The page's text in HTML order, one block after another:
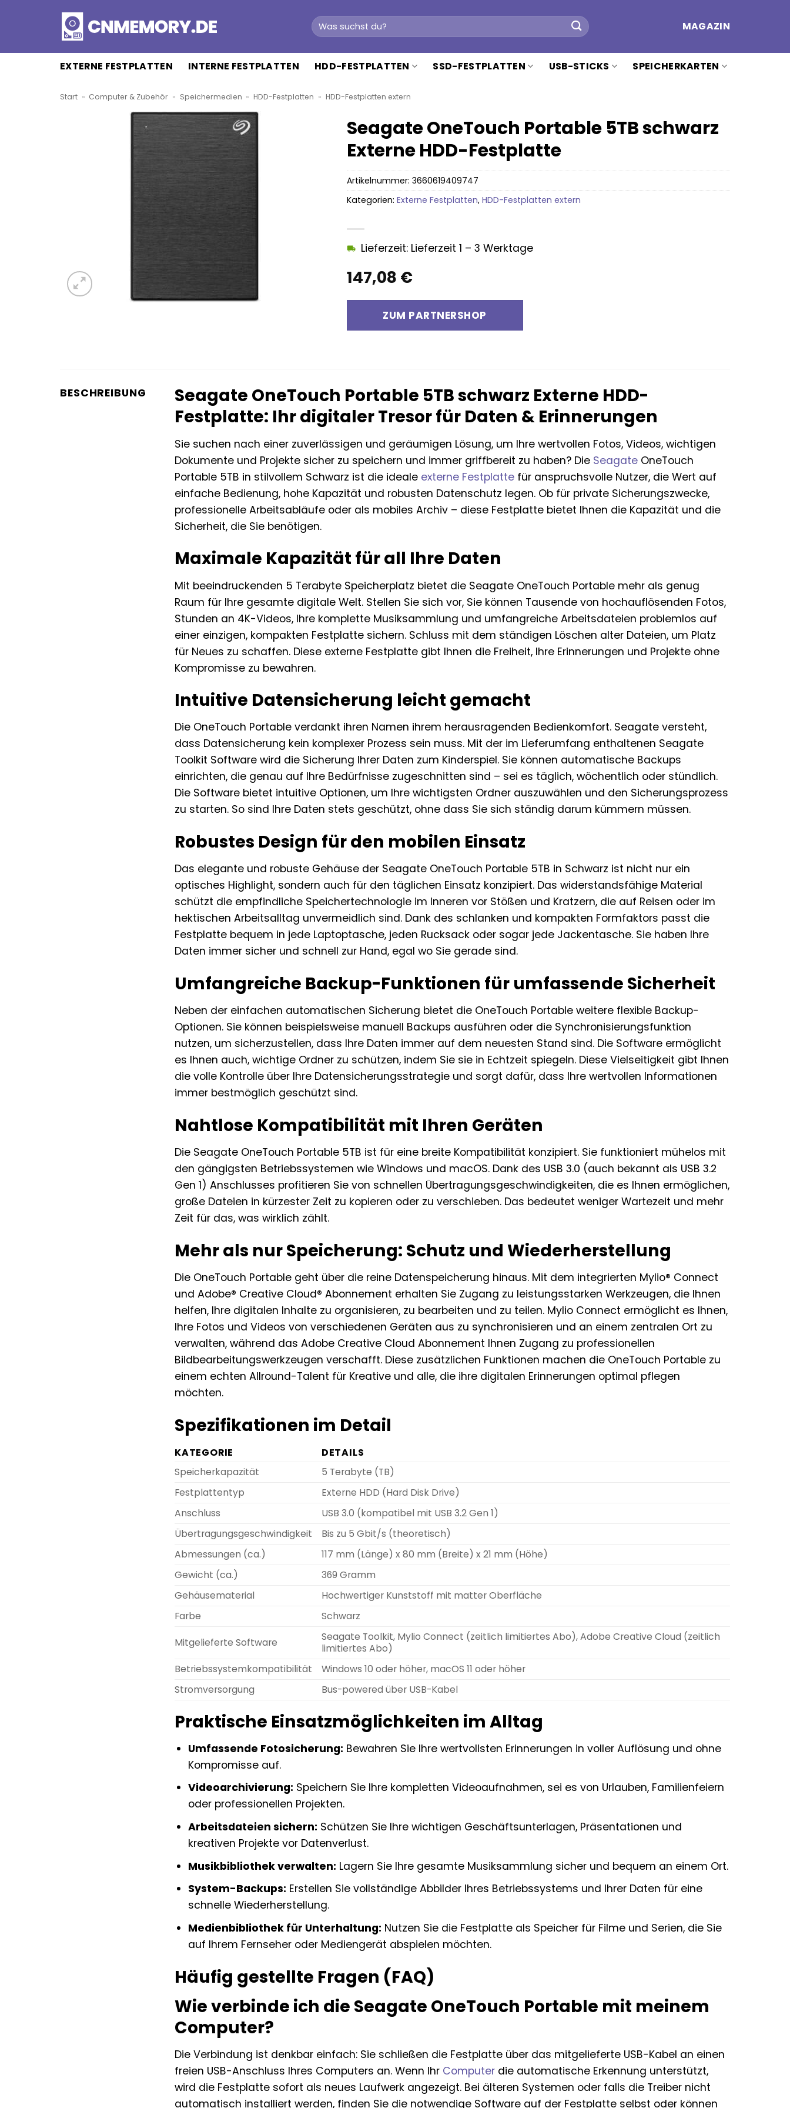
Suchen
nach:
MAGAZIN
EXTERNE FESTPLATTEN INTERNE FESTPLATTEN HDD-FESTPLATTEN SSD-FESTPLATTEN USB-STICKS SPEICHERKARTEN
Start » Computer & Zubehör » Speichermedien » HDD-Festplatten » HDD-Festplatten extern
Seagate OneTouch Portable 5TB schwarz
Externe HDD-Festplatte
147,08 €
Lieferzeit: Lieferzeit 1 – 3 Werktage
ZUM PARTNERSHOP
Artikelnummer: 3660619409747
Kategorien: Externe Festplatten, HDD-Festplatten extern
BESCHREIBUNG
Seagate OneTouch Portable 5TB schwarz Externe HDD-
Festplatte: Ihr digitaler Tresor für Daten & Erinnerungen
Sie suchen nach einer zuverlässigen und geräumigen Lösung, um Ihre wertvollen Fotos, Videos, wichtigen
Dokumente und Projekte sicher zu speichern und immer griffbereit zu haben? Die Seagate OneTouch
Portable 5TB in stilvollem Schwarz ist die ideale externe Festplatte für anspruchsvolle Nutzer, die Wert auf
einfache Bedienung, hohe Kapazität und robusten Datenschutz legen. Ob für private Sicherungszwecke,
professionelle Arbeitsabläufe oder als mobiles Archiv – diese Festplatte bietet Ihnen die Kapazität und die
Sicherheit, die Sie benötigen.
Maximale Kapazität für all Ihre Daten
Mit beeindruckenden 5 Terabyte Speicherplatz bietet die Seagate OneTouch Portable mehr als genug
Raum für Ihre gesamte digitale Welt. Stellen Sie sich vor, Sie können Tausende von hochauflösenden Fotos,
Stunden an 4K-Videos, Ihre komplette Musiksammlung und umfangreiche Arbeitsdateien problemlos auf
einer einzigen, kompakten Festplatte sichern. Schluss mit dem ständigen Löschen alter Dateien, um Platz
für Neues zu schaffen. Diese externe Festplatte gibt Ihnen die Freiheit, Ihre Erinnerungen und Projekte ohne
Kompromisse zu bewahren.
Intuitive Datensicherung leicht gemacht
Die OneTouch Portable verdankt ihren Namen ihrem herausragenden Bedienkomfort. Seagate versteht,
dass Datensicherung kein komplexer Prozess sein muss. Mit der im Lieferumfang enthaltenen Seagate
Toolkit Software wird die Sicherung Ihrer Daten zum Kinderspiel. Sie können automatische Backups
einrichten, die genau auf Ihre Bedürfnisse zugeschnitten sind – sei es täglich, wöchentlich oder stündlich.
Die Software bietet intuitive Optionen, um Ihre wichtigsten Ordner auszuwählen und den Sicherungsprozess
zu starten. So sind Ihre Daten stets geschützt, ohne dass Sie sich ständig darum kümmern müssen.
Robustes Design für den mobilen Einsatz
Das elegante und robuste Gehäuse der Seagate OneTouch Portable 5TB in Schwarz ist nicht nur ein
optisches Highlight, sondern auch für den täglichen Einsatz konzipiert. Das widerstandsfähige Material
schützt die empfindliche Speichertechnologie im Inneren vor Stößen und Kratzern, die auf Reisen oder im
hektischen Arbeitsalltag unvermeidlich sind. Dank des schlanken und kompakten Formfaktors passt die
Festplatte bequem in jede Laptoptasche, jeden Rucksack oder sogar jede Jackentasche. Sie haben Ihre
Daten immer sicher und schnell zur Hand, egal wo Sie gerade sind.
Umfangreiche Backup-Funktionen für umfassende Sicherheit
Neben der einfachen automatischen Sicherung bietet die OneTouch Portable weitere flexible Backup-
Optionen. Sie können beispielsweise manuell Backups ausführen oder die Synchronisierungsfunktion
nutzen, um sicherzustellen, dass Ihre Daten immer auf dem neuesten Stand sind. Die Software ermöglicht
es Ihnen auch, wichtige Ordner zu schützen, indem Sie sie in Echtzeit spiegeln. Diese Vielseitigkeit gibt Ihnen
die volle Kontrolle über Ihre Datensicherungsstrategie und sorgt dafür, dass Ihre wertvollen Informationen
immer bestmöglich geschützt sind.
Nahtlose Kompatibilität mit Ihren Geräten
Die Seagate OneTouch Portable 5TB ist für eine breite Kompatibilität konzipiert. Sie funktioniert mühelos mit
den gängigsten Betriebssystemen wie Windows und macOS. Dank des USB 3.0 (auch bekannt als USB 3.2
Gen 1) Anschlusses profitieren Sie von schnellen Übertragungsgeschwindigkeiten, die es Ihnen ermöglichen,
große Dateien in kürzester Zeit zu kopieren oder zu verschieben. Das bedeutet weniger Wartezeit und mehr
Zeit für das, was wirklich zählt.
Mehr als nur Speicherung: Schutz und Wiederherstellung
Die OneTouch Portable geht über die reine Datenspeicherung hinaus. Mit dem integrierten Mylio® Connect
und Adobe® Creative Cloud® Abonnement erhalten Sie Zugang zu leistungsstarken Werkzeugen, die Ihnen
helfen, Ihre digitalen Inhalte zu organisieren, zu bearbeiten und zu teilen. Mylio Connect ermöglicht es Ihnen,
Ihre Fotos und Videos von verschiedenen Geräten aus zu synchronisieren und an einem zentralen Ort zu
verwalten, während das Adobe Creative Cloud Abonnement Ihnen Zugang zu professionellen
Bildbearbeitungswerkzeugen verschafft. Diese zusätzlichen Funktionen machen die OneTouch Portable zu
einem echten Allround-Talent für Kreative und alle, die ihre digitalen Erinnerungen optimal pflegen
möchten.
Spezifikationen im Detail
KATEGORIE
DETAILS
Speicherkapazität
5 Terabyte (TB)
Festplattentyp
Externe HDD (Hard Disk Drive)
Anschluss
USB 3.0 (kompatibel mit USB 3.2 Gen 1)
Übertragungsgeschwindigkeit
Bis zu 5 Gbit/s (theoretisch)
Abmessungen (ca.)
117 mm (Länge) x 80 mm (Breite) x 21 mm (Höhe)
Gewicht (ca.)
369 Gramm
Gehäusematerial
Hochwertiger Kunststoff mit matter Oberfläche
Farbe
Schwarz
Mitgelieferte Software
Seagate Toolkit, Mylio Connect (zeitlich limitiertes Abo), Adobe Creative Cloud (zeitlich
limitiertes Abo)
Betriebssystemkompatibilität
Windows 10 oder höher, macOS 11 oder höher
Stromversorgung
Bus-powered über USB-Kabel
Praktische Einsatzmöglichkeiten im Alltag
Umfassende Fotosicherung: Bewahren Sie Ihre wertvollsten Erinnerungen in voller Auflösung und ohne
Kompromisse auf.
Videoarchivierung: Speichern Sie Ihre kompletten Videoaufnahmen, sei es von Urlauben, Familienfeiern
oder professionellen Projekten.
Arbeitsdateien sichern: Schützen Sie Ihre wichtigen Geschäftsunterlagen, Präsentationen und
kreativen Projekte vor Datenverlust.
Musikbibliothek verwalten: Lagern Sie Ihre gesamte Musiksammlung sicher und bequem an einem Ort.
System-Backups: Erstellen Sie vollständige Abbilder Ihres Betriebssystems und Ihrer Daten für eine
schnelle Wiederherstellung.
Medienbibliothek für Unterhaltung: Nutzen Sie die Festplatte als Speicher für Filme und Serien, die Sie
auf Ihrem Fernseher oder Mediengerät abspielen möchten.
Häufig gestellte Fragen (FAQ)
Wie verbinde ich die Seagate OneTouch Portable mit meinem
Computer?
Die Verbindung ist denkbar einfach: Sie schließen die Festplatte über das mitgelieferte USB-Kabel an einen
freien USB-Anschluss Ihres Computers an. Wenn Ihr Computer die automatische Erkennung unterstützt,
wird die Festplatte sofort als neues Laufwerk angezeigt. Bei älteren Systemen oder falls die Treiber nicht
automatisch installiert werden, finden Sie die notwendige Software auf der Festplatte selbst oder können